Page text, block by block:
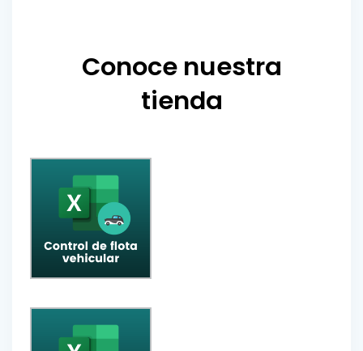
Conoce nuestra
tienda